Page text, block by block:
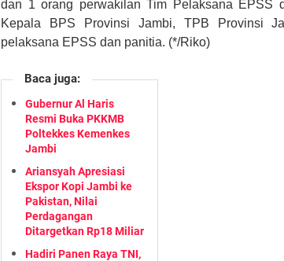
dan 1 orang perwakilan Tim Pelaksana
Kepala BPS Provinsi Jambi, TPB Provinsi
pelaksana EPSS dan panitia. (*/Riko)
Baca juga:
Gubernur Al Haris
Resmi Buka PKKMB
Poltekkes Kemenkes
Jambi
Ariansyah Apresiasi
Ekspor Kopi Jambi ke
Pakistan, Nilai
Perdagangan
Ditargetkan Rp18 Miliar
Hadiri Panen Raya TNI,